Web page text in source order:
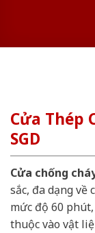
Cửa Thép
SGD
Cửa chống
sắc, đa dạng về
mức độ 60
thuộc vào vật